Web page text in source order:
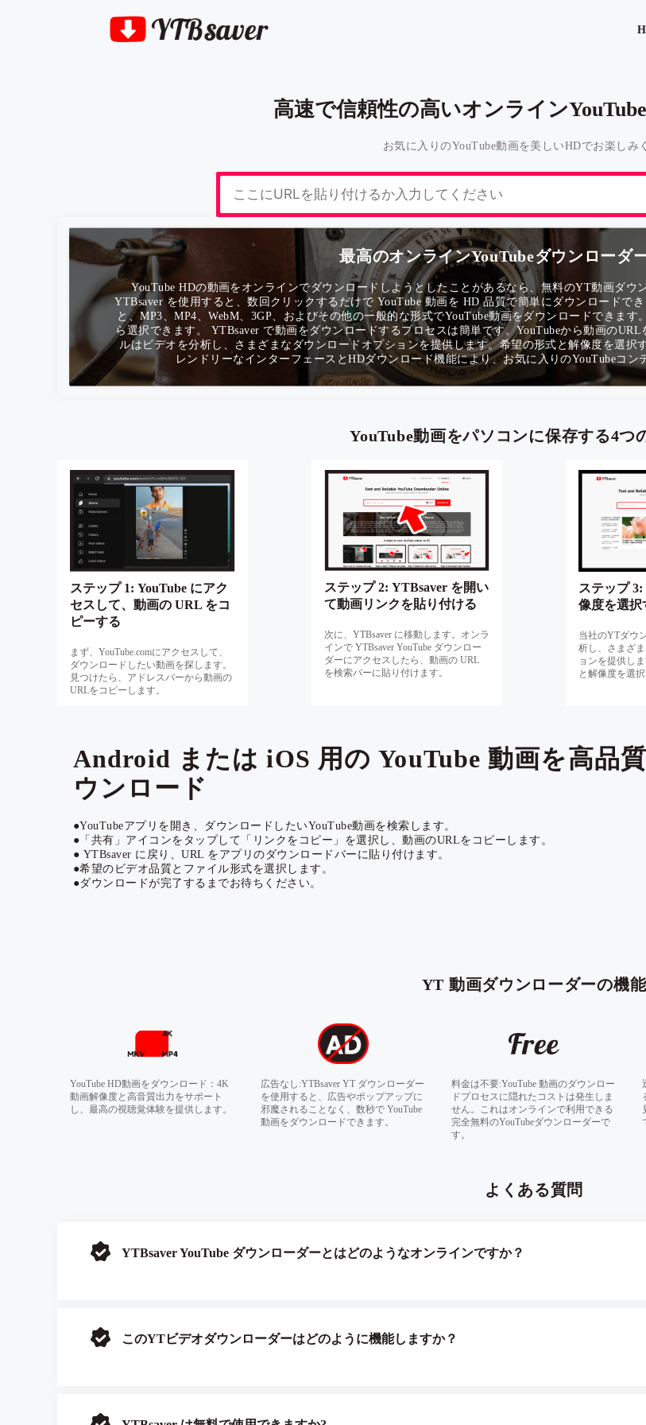
高速で信頼性の高いオンライン
お気に入りのYouTube動画を美しいHDでお楽しみ
最高のオンラインYouTubeダウンローダ
YouTube HDの動画をオンラインでダウンロードしようとしたことがあるなら、無料のYT動画ダ
YTBsaver を使用すると、数回クリックするだけで YouTube 動画を HD 品質で簡単にダウンロードで
と、MP3、MP4、WebM、3GP、およびその他の一般的な形式でYouTube動画をダウンロードできま
ら選択できます。 YTBsaver で動画をダウンロードするプロセスは簡単です。YouTubeから動画の
ルはビデオを分析し、さまざまなダウンロードオプションを提供します。希望の形式と解像度を選
レンドリーなインターフェースとHDダウンロード機能により、お気に入りのYouTubeコン
YouTube動画をパソコンに保存する4つ
ステップ 1: YouTube にアク
セスして、動画の URL をコ
ピーする
まず、YouTube.comにアクセスして、
ダウンロードしたい動画を探します。
見つけたら、アドレスバーから動画の
URLをコピーします。
ステップ 2: YTBsaver を開い
て動画リンクを貼り付ける
次に、YTBsaver に移動します。オンラ
インで YTBsaver YouTube ダウンロー
ダーにアクセスしたら、動画の URL
を検索バーに貼り付けます。
ステップ
像度を選択
当社のYTダウ
析し、さまざ
ョンを提供し
と解像度を選択
Android または iOS 用の YouTube 動画を高品
ウンロード
●YouTubeアプリを開き、ダウンロードしたいYouTube動画を検索します。
●「共有」アイコンをタップして「リンクをコピー」を選択し、動画のURLをコピーします。
● YTBsaver に戻り、URL をアプリのダウンロードバーに貼り付けます。
●希望のビデオ品質とファイル形式を選択します。
●ダウンロードが完了するまでお待ちください。
YT 動画ダウンローダーの機能
YouTube HD動画をダウンロード：4K
動画解像度と高音質出力をサポート
し、最高の視聴覚体験を提供します。
広告なし:YTBsaver YT ダウンローダー
を使用すると、広告やポップアップに
邪魔されることなく、数秒で YouTube
動画をダウンロードできます。
料金は不要:YouTube 動画のダウンロー
ドプロセスに隠れたコストは発生しま
せん。これはオンラインで利用できる
完全無料のYouTubeダウンローダーで
す。
よくある質問
YTBsaver YouTube ダウンローダーとはどのようなオンラインですか？
このYTビデオダウンローダーはどのように機能しますか？